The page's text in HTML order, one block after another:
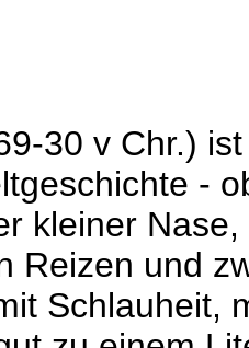
30 v Chr.)
-
kleiner
Reizen und
Schlauheit,